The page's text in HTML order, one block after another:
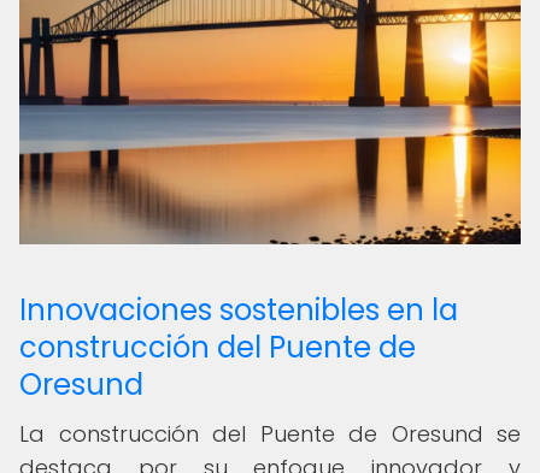
Innovaciones sostenibles en la
construcción del Puente de
Oresund
La construcción del Puente de Oresund se